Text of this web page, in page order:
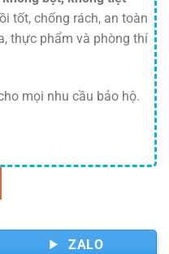
₫.
tốt, chống rách, an toàn
thực phẩm và phòng thí
mọi nhu cầu bảo hộ.
ZALO